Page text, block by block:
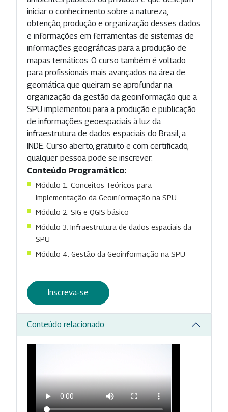
iniciar o conhecimento sobre a natureza,
obtenção, produção e organização desses dados
e informações em ferramentas de sistemas de
informações geográficas para a produção de
mapas temáticos. O curso também é voltado
para profissionais mais avançados na área de
geomática que queiram se aprofundar na
organização da gestão da geoinformação que a
SPU implementou para a produção e publicação
de informações geoespaciais à luz da
infraestrutura de dados espaciais do Brasil, a
INDE. Curso aberto, gratuito e com certificado,
qualquer pessoa pode se inscrever.
Conteúdo Programático:
Módulo 1: Conceitos Teóricos para
Implementação da Geoinformação na SPU
Módulo 2: SIG e QGIS básico
Módulo 3: Infraestrutura de dados espaciais da
SPU
Módulo 4: Gestão da Geoinformação na SPU
Inscreva-se
Conteúdo relacionado